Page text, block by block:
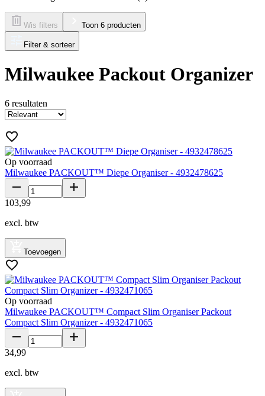
Wis filters Toon 6 producten
Filter & sorteer
Milwaukee Packout Organizer
6 resultaten
Op voorraad
Milwaukee PACKOUT™ Diepe Organiser - 4932478625
103,99
excl. btw
Toevoegen
Op voorraad
Milwaukee PACKOUT™ Compact Slim Organiser Packout
Compact Slim Organizer - 4932471065
34,99
excl. btw